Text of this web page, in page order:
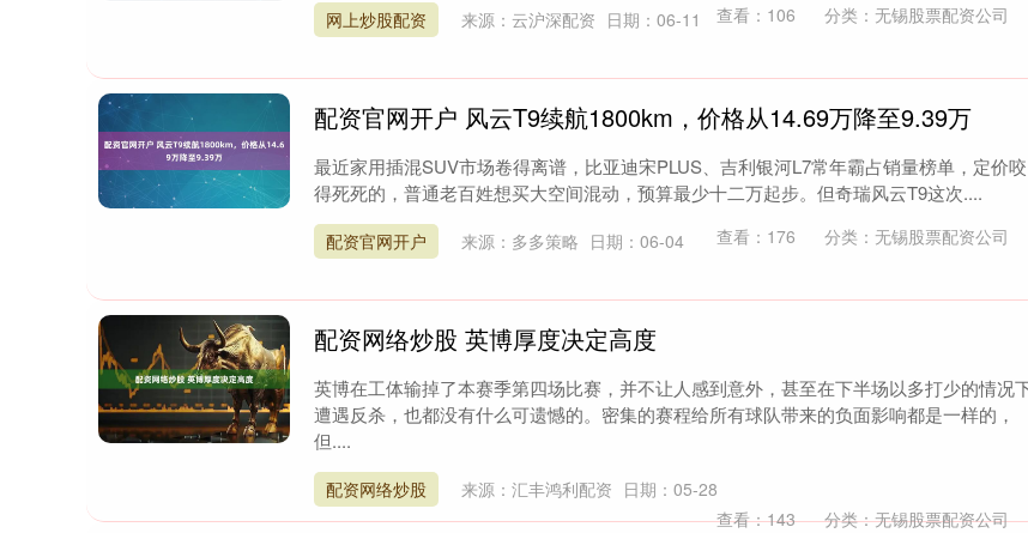
网上炒股配资 来源：云沪深配资 日期：06-11 查看： 106 分类： 无锡股票配资公司
配资官网开户 风云T9续航1800km，价格从14.69万降至9.39万
最近家用插混SUV市场卷得离谱，比亚迪宋PLUS、吉利银河L7常年霸占销量榜单，定价咬
得死死的，普通老百姓想买大空间混动，预算最少十二万起步。但奇瑞风云T9这次....
配资官网开户 来源：多多策略 日期：06-04 查看： 176 分类： 无锡股票配资公司
配资网络炒股 英博厚度决定高度
英博在工体输掉了本赛季第四场比赛，并不让人感到意外，甚至在下半场以多打少的情况
遭遇反杀，也都没有什么可遗憾的。密集的赛程给所有球队带来的负面影响都是一样的，
但....
配资网络炒股 来源：汇丰鸿利配资 日期：05-28
查看：143 分类：无锡股票配资公司